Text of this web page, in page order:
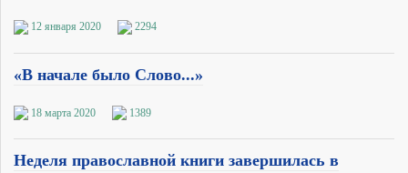
12 января 2020 2294
«В начале было Слово...»
18 марта 2020 1389
Неделя православной книги завершилась в